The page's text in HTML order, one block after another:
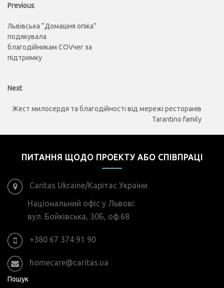
записів
Previous
Previous
Львівська “Домашня опіка”
подякувала
благодійникам COVчег за
підтримку
Next
Next
Жест милосердя та благодійності від мережі ресторанів
Tarantino family
ПИТАННЯ ЩОДО ПРОЕКТУ АБО СПІВПРАЦІ
Caritas Ukraine/Карітас України
Національний офіс у Львові:
вул. Бойківська, 30Б, оф.68
+380 67 374 91 90
homecare@caritas.ua
Пошук